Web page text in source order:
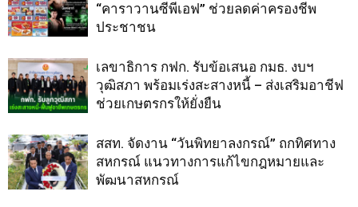
“คาราวานซีพีเอฟ” ช่วยลดค่าครองชีพ
ประชาชน
เลขาธิการ กฟก. รับข้อเสนอ กมธ. งบฯ
วุฒิสภา พร้อมเร่งสะสางหนี้ – ส่งเสริมอาชีฟ
ช่วยเกษตรกรให้ยั่งยืน
สสท. จัดงาน “วันพิทยาลงกรณ์” ถกทิศทาง
สหกรณ์ แนวทางการแก้ไขกฎหมายและ
พัฒนาสหกรณ์